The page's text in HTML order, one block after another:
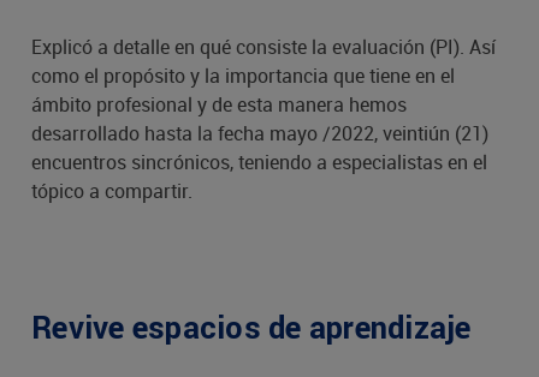
Explicó a detalle en qué consiste la evaluación (PI). Así
como el propósito y la importancia que tiene en el
ámbito profesional y de esta manera hemos
desarrollado hasta la fecha mayo /2022, veintiún (21)
encuentros sincrónicos, teniendo a especialistas en el
tópico a compartir.
Revive espacios de aprendizaje